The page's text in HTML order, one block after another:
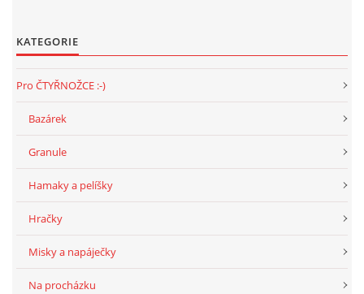
NAPSALI O NÁS
AKCE
KATEGORIE
Pro ČTYŘNOŽCE :-)
Bazárek
Granule
Hamaky a pelíšky
Hračky
Misky a napáječky
Na procházku